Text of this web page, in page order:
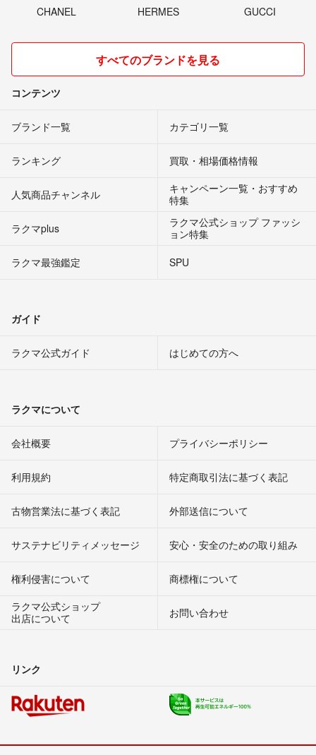
CHANEL HERMES GUCCI
すべてのブランドを見る
コンテンツ
ブランド一覧 カテゴリ一覧
ランキング 買取・相場価格情報
人気商品チャンネル
キャンペーン一覧・おすすめ
特集
ラクマplus
ラクマ公式ショップ ファッシ
ョン特集
ラクマ最強鑑定
SPU
ガイド
ラクマ公式ガイド はじめての方へ
ラクマについて
会社概要 プライバシーポリシー
利用規約 特定商取引法に基づく表記
古物営業法に基づく表記 外部送信について
サステナビリティメッセージ 安心・安全のための取り組み
権利侵害について
商標権について
ラクマ公式ショップ
出店について
お問い合わせ
リンク